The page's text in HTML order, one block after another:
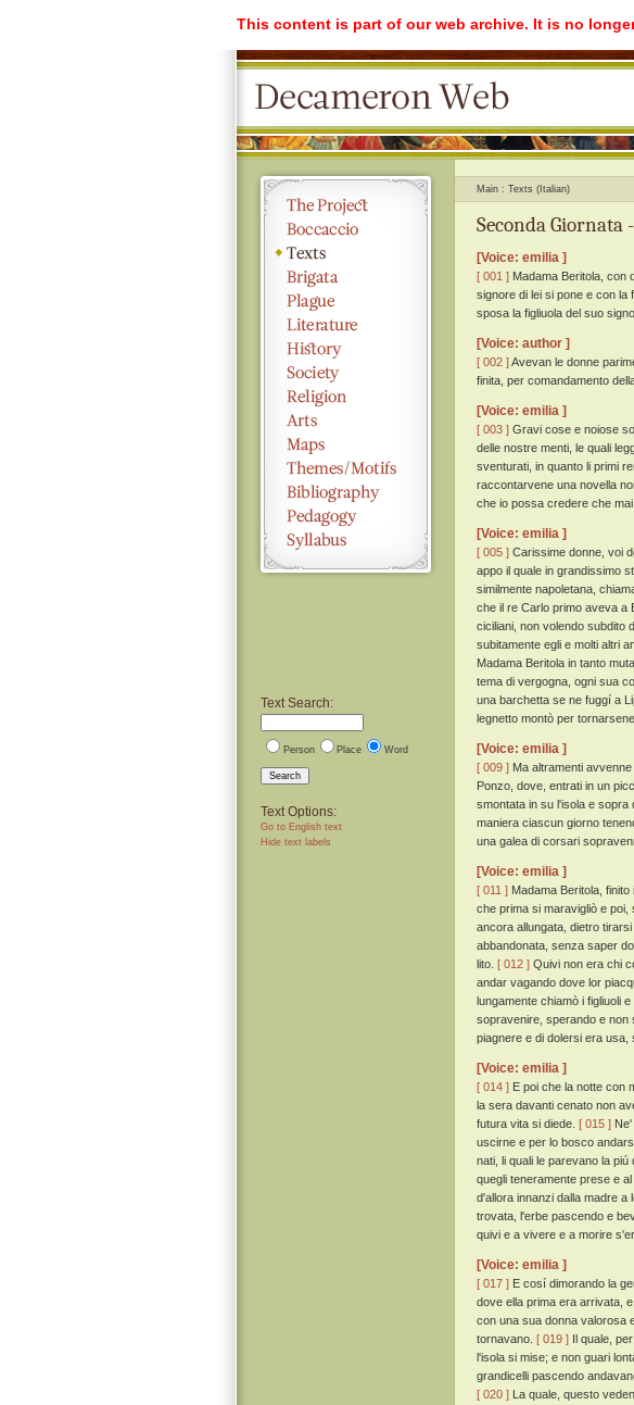
This content is part of our web archive. It is no
Text Search:
Person Place Word
Search
Text Options:
Go to English text
Hide text labels
Main Texts (Italian)
Seconda Giornata
[Voice: emilia ]
[ 001 ] Madama Beritola, con
signore di lei si pone e con la
sposa la figliuola del suo
[Voice: author ]
[ 002 ]Avevan le donne
finita, per comandamento
[Voice: emilia ]
[ 003 ] Gravi cose e noiose
delle nostre menti, le quali
sventurati, in quanto li primi
raccontarvene una novella
che io possa credere che
[Voice: emilia ]
[ 005 ] Carissime donne, voi
appo il quale in grandissimo
similmente napoletana,
che il re Carlo primo aveva a
ciciliani, non volendo subdito
subitamente egli e molti altri
Madama Beritola in tanto
tema di vergogna, ogni sua
una barchetta se ne fuggí a
legnetto montò per
[Voice: emilia ]
[ 009 ] Ma altramenti
Ponzo, dove, entrati in un
smontata in su l'isola e sopra
maniera ciascun giorno
una galea di corsari
[Voice: emilia ]
[ 011 ] Madama Beritola,
che prima si maravigliò e
ancora allungata, dietro
abbandonata, senza saper
lito. [ 012 ] Quivi non era chi
andar vagando dove lor
lungamente chiamò i figliuoli
sopravenire, sperando e non
piagnere e di dolersi era usa,
[Voice: emilia ]
[ 014 ] E poi che la notte con
la sera davanti cenato non
futura vita si diede. [ 015 ]
uscirne e per lo bosco
nati, li quali le parevano la
quegli teneramente prese e al
d'allora innanzi dalla madre a
trovata, l'erbe pascendo e
quivi e a vivere e a morire
[Voice: emilia ]
[ 017 ] E cosí dimorando la
dove ella prima era arrivata,
con una sua donna valorosa
tornavano. [ 019 ] Il quale,
l'isola si mise; e non guari
grandicelli pascendo
[ 020 ] La quale, questo